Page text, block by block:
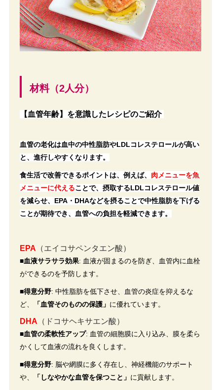
材料（2人分）
【血管年齢】を意識したレシピのご紹介
血管の老化は血中の中性脂肪やLDLコレステロールが高い
と、進行しやすくなります。
食生活で改善できるポイントは、例えば、 肉メニューを魚
メニューに代えることで、摂取するLDLコレステロール値
を減らせ、EPA・DHAなどを摂ることで中性脂肪を下げる
ことが期待でき、血管への負担を軽減できます。
EPA （エイコサペンタエン酸）
■血液サラサラ効果: 血液が固まるのを防ぎ、血管内に血栓
ができるのを予防します。
■得意分野: 中性脂肪を低下させ、血管の炎症を抑えるな
ど、
「血管そのものの保護」 に優れています。
DHA （ドコサヘキサエン酸）
■血管の柔軟性アップ: 血管の細胞膜に入り込み、膜を柔ら
かくして血液の流れを良くします。
■得意分野: 脳や網膜に多く存在し、神経機能のサポート
や、
「しなやかな血管を保つこと」 に貢献します。